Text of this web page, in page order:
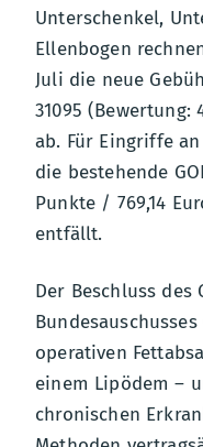
Unterschenkel,
Ellenbogen
Juli die neue
31095 (Bewertung:
ab. Für Eingriffe
die bestehende
Punkte / 769,14
entfällt.
Der Beschluss des
operativen
einem Lipödem –
chronischen